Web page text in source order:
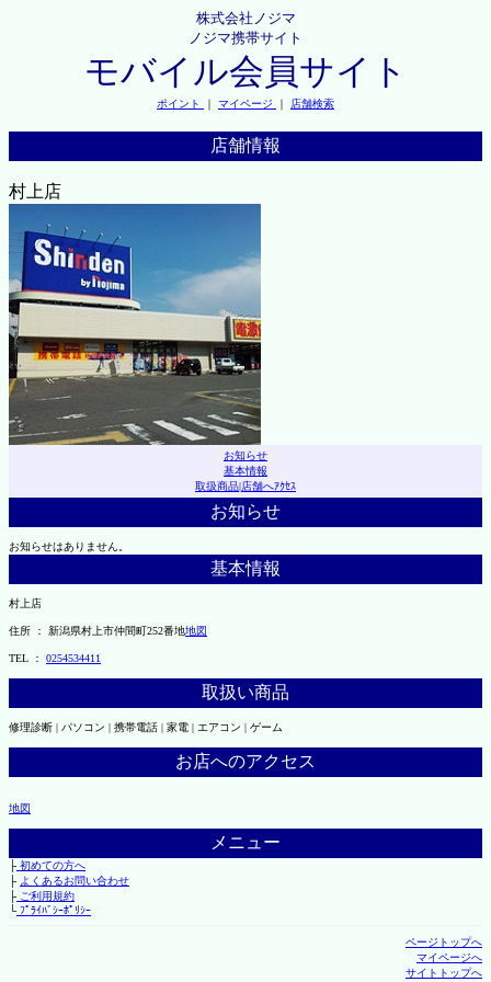
株式会社ノジマ
ノジマ携帯サイト
モバイル会員サイト
ポイント ｜ マイページ ｜ 店舗検索
店舗情報
村上店
お知らせ
基本情報
取扱商品|店舗へｱｸｾｽ
お知らせ
お知らせはありません。
基本情報
村上店
住所 ： 新潟県村上市仲間町252番地地図
TEL ： 0254534411
取扱い商品
修理診断 | パソコン | 携帯電話 | 家電 | エアコン | ゲーム
お店へのアクセス
地図
メニュー
├初めての方へ
├ よくあるお問い合わせ
├ご利用規約
└ﾌﾟﾗｲﾊﾞｼｰﾎﾟﾘｼｰ
ページトップへ
マイページへ
サイトトップへ